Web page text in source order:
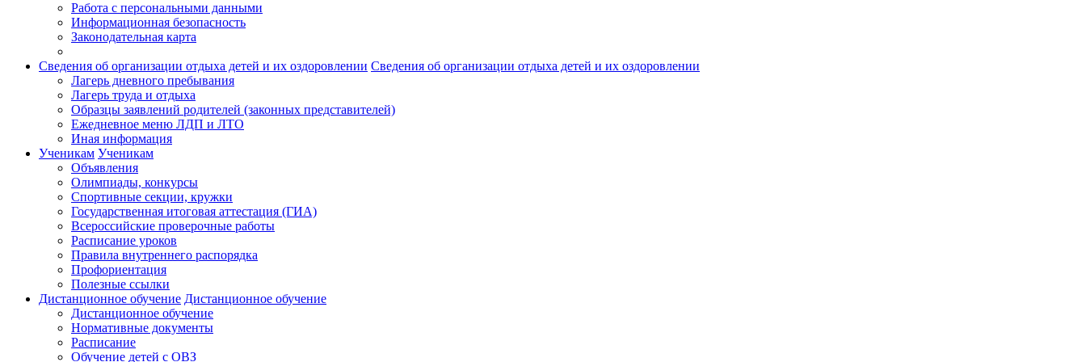
Работа с персональными данными
Информационная безопасность
Законодательная карта
Сведения об организации отдыха детей и их оздоровлении Сведения об организации отдыха детей и их оздоровлении
Лагерь дневного пребывания
Лагерь труда и отдыха
Образцы заявлений родителей (законных представителей)
Ежедневное меню ЛДП и ЛТО
Иная информация
Ученикам Ученикам
Объявления
Олимпиады, конкурсы
Спортивные секции, кружки
Государственная итоговая аттестация (ГИА)
Всероссийские проверочные работы
Расписание уроков
Правила внутреннего распорядка
Профориентация
Полезные ссылки
Дистанционное обучение Дистанционное обучение
Дистанционное обучение
Нормативные документы
Расписание
Обучение детей с ОВЗ